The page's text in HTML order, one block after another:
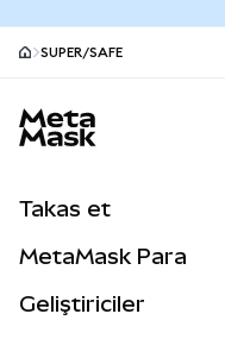
SUPER/SAFE
Takas et
Perps
MetaMask Para
Geliştiriciler